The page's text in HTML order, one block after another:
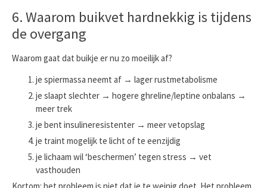
6. Waarom buikvet hardnekkig is tijdens
de overgang
Waarom gaat dat buikje er nu zo moeilijk af?
je spiermassa neemt af → lager rustmetabolisme
je slaapt slechter → hogere ghreline/leptine onbalans →
meer trek
je bent insulineresistenter → meer vetopslag
je traint mogelijk te licht of te eenzijdig
je lichaam wil ‘beschermen’ tegen stress → vet
vasthouden